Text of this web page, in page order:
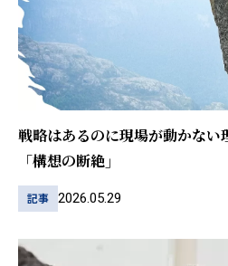
戦略はあるのに現場が動かない
「構想の断絶」
記事 2026.05.29